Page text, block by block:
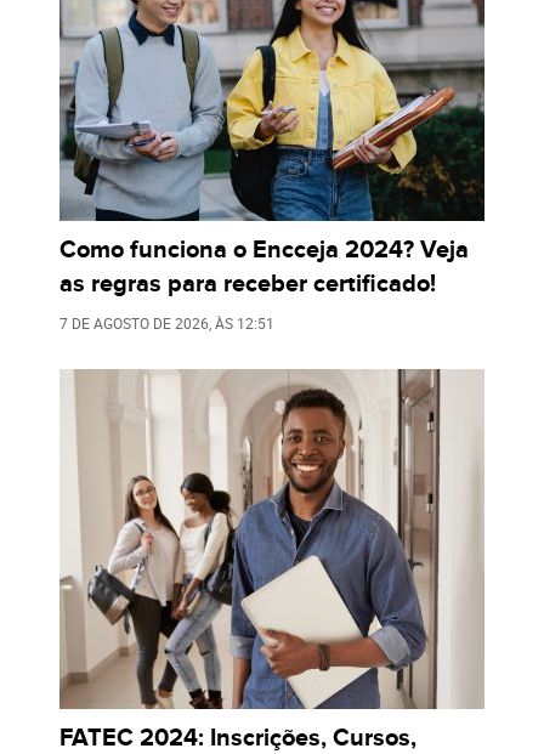
Como funciona o Encceja 2024? Veja
as regras para receber certificado!
7 DE AGOSTO DE 2026 , ÀS 12:51
FATEC 2024: Inscrições, Cursos,